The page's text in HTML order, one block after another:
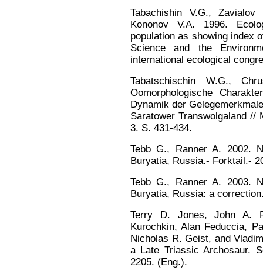
Tabachishin V.G.,
Kononov V.A. 1996.
population as showing index
Science and the
international ecological
Tabatschischin W.G.,
Oomorphologische
Dynamik der
Saratower Transwolgaland //
3. S. 431-434.
Tebb G., Ranner A. 2002.
Buryatia, Russia.- Forktail.-
Tebb G., Ranner A. 2003.
Buryatia, Russia: a
Terry D. Jones, John A.
Kurochkin, Alan Feduccia,
Nicholas R. Geist, and
a Late Triassic Archosaur.
2205. (Eng.).